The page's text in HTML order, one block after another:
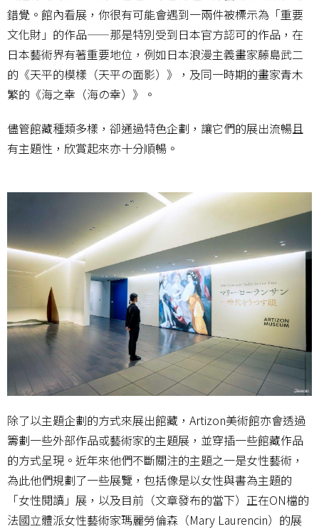
錯覺。館內看展，你很有可能會遇到一兩件被標示為「重要
文化財」的作品——那是特別受到日本官方認可的作品，在
日本藝術界有著重要地位，例如日本浪漫主義畫家藤島武二
的《天平的模樣（天平の面影）》，及同一時期的畫家青木
繁的《海之幸（海の幸）》。
儘管館藏種類多樣，卻通過特色企劃，讓它們的展出流暢且
有主題性，欣賞起來亦十分順暢。
除了以主題企劃的方式來展出館藏，Artizon美術館亦會透過
籌劃一些外部作品或藝術家的主題展，並穿插一些館藏作品
的方式呈現。近年來他們不斷關注的主題之一是女性藝術，
為此他們規劃了一些展覽，包括像是以女性與書為主題的
「女性閱讀」展，以及目前（文章發布的當下）正在ON檔的
法國立體派女性藝術家瑪麗勞倫森（Mary Laurencin）的展